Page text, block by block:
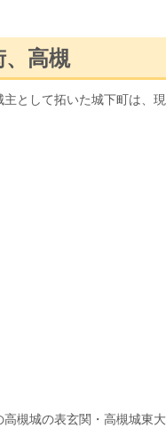
高槻
として拓いた城下町は、現
槻城の表玄関・高槻城東大